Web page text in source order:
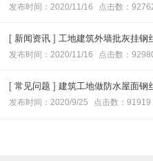
发布时间：2020/11/16 点击数：
[ 新闻资讯 ] 工地建筑外墙批灰挂钢
发布时间：2020/11/16 点击数：
[ 常见问题 ] 建筑工地做防水屋面钢
发布时间：2020/9/25 点击数：91919